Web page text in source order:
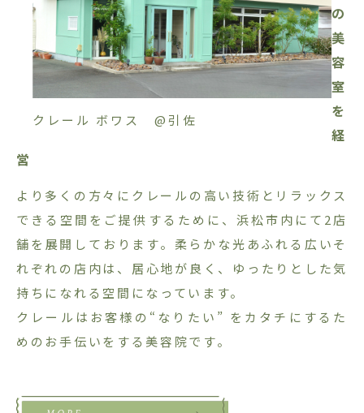
クレール ボワス @引佐
の
美
容
室
を
経
営
より多くの方々にクレールの高い技術とリラックス
できる空間をご提供するために、浜松市内にて2店
舗を展開しております。柔らかな光あふれる広いそ
れぞれの店内は、居心地が良く、ゆったりとした気
持ちになれる空間になっています。
クレールはお客様の“なりたい” をカタチにするた
めのお手伝いをする美容院です。